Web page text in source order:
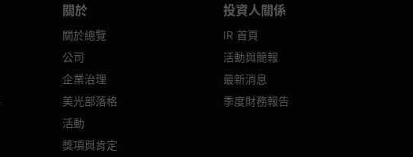
關於
關於總覽
公司
企業治理
美光部落格
活動
獎項與肯定
投資人關係
IR 首頁
活動與簡報
最新消息
季度財務報告